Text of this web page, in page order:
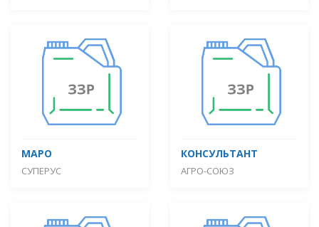
МАРО
СУПЕРУС
КОНСУЛЬТАНТ
АГРО-СОЮЗ